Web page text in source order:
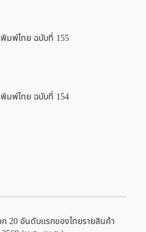
พิมพ์ไทย ฉบับที่ 155
พิมพ์ไทย ฉบับที่ 154
20 อันดับแรกของไทยรายสินค้า